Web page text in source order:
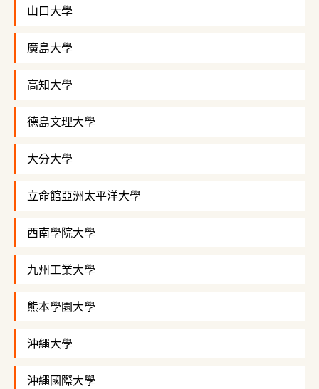
山口大學
廣島大學
高知大學
德島文理大學
大分大學
立命館亞洲太平洋大學
西南學院大學
九州工業大學
熊本學園大學
沖繩大學
沖繩國際大學